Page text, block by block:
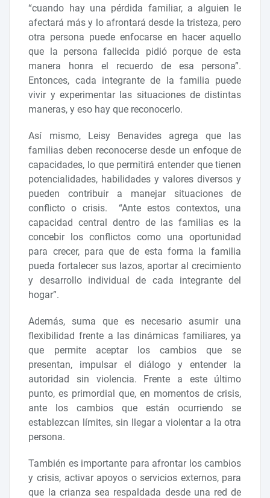
“cuando hay una pérdida familiar, a alguien le
afectará más y lo afrontará desde la tristeza, pero
otra persona puede enfocarse en hacer aquello
que la persona fallecida pidió porque de esta
manera honra el recuerdo de esa persona”.
Entonces, cada integrante de la familia puede
vivir y experimentar las situaciones de distintas
maneras, y eso hay que reconocerlo.
Así mismo, Leisy Benavides agrega que las
familias deben reconocerse desde un enfoque de
capacidades, lo que permitirá entender que tienen
potencialidades, habilidades y valores diversos y
pueden contribuir a manejar situaciones de
conflicto o crisis. “Ante estos contextos, una
capacidad central dentro de las familias es la
concebir los conflictos como una oportunidad
para crecer, para que de esta forma la familia
pueda fortalecer sus lazos, aportar al crecimiento
y desarrollo individual de cada integrante del
hogar”.
Además, suma que es necesario asumir una
flexibilidad frente a las dinámicas familiares, ya
que permite aceptar los cambios que se
presentan, impulsar el diálogo y entender la
autoridad sin violencia. Frente a este último
punto, es primordial que, en momentos de crisis,
ante los cambios que están ocurriendo se
establezcan límites, sin llegar a violentar a la otra
persona.
También es importante para afrontar los cambios
y crisis, activar apoyos o servicios externos, para
que la crianza sea respaldada desde una red de